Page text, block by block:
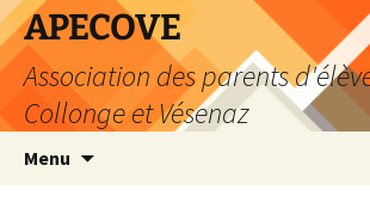
Aller
au
contenu
APECOVE
Association des parents
Collonge et Vésenaz
Menu